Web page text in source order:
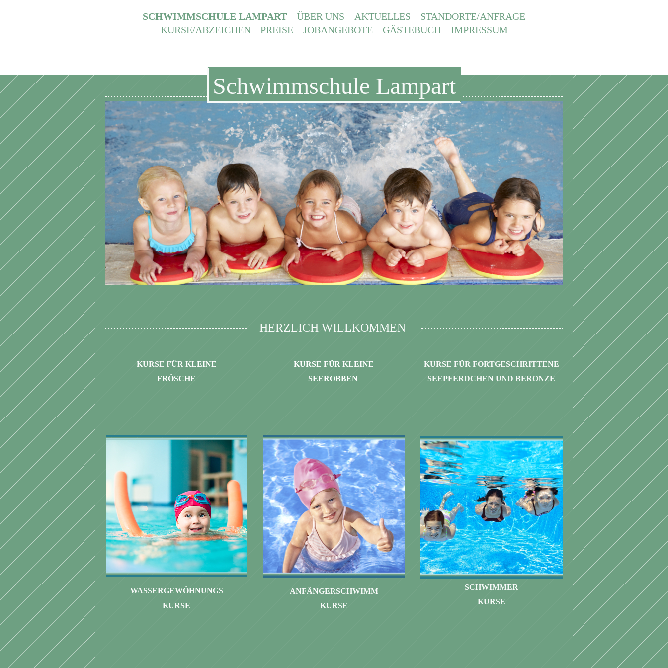
SCHWIMMSCHULE LAMPART ÜBER UNS AKTUELLES
STANDORTE/ANFRAGE
KURSE/ABZEICHEN
PREISE JOBANGEBOTE GÄSTEBUCH IMPRESSUM
Schwimmschule Lampart
HERZLICH WILLKOMMEN
KURSE FÜR KLEINE
FRÖSCHE
WASSERGEWÖHNUNGS
KURSE
KURSE FÜRKLEINE
SEEROBBEN
ANFÄNGERSCHWIMM
KURSE
KURSE FÜR FORTGESCHRITTENE
SEEPFERDCHEN UND BERONZE
SCHWIMMER
KURSE